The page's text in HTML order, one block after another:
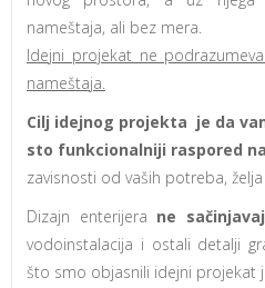
nameštaja, ali bez mera.
Idejni projekat ne
nameštaja.
Cilj idejnog projekta je da
sto funkcionalniji raspored
zavisnosti od vaših potreba,
Dizajn enterijera ne
vodoinstalacija i ostali detalji
što smo objasnili idejni projekat